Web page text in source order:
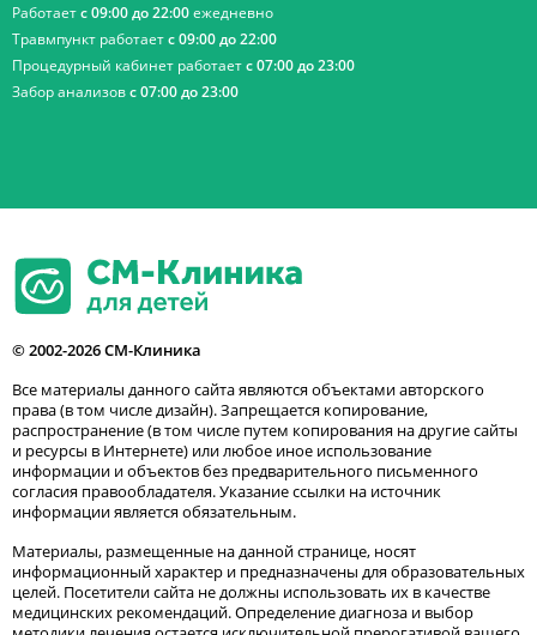
Работаетс 09:00 до 22:00ежедневно
Травмпункт работаетс 09:00 до 22:00
Процедурный кабинет работаетс 07:00 до 23:00
Забор анализовс 07:00 до 23:00
© 2002-2026 СМ-Клиника
Все материалы данного сайта являются объектами авторского
права (в том числе дизайн). Запрещается копирование,
распространение (в том числе путем копирования на другие сайты
и ресурсы в Интернете) или любое иное использование
информации и объектов без предварительного письменного
согласия правообладателя. Указание ссылки на источник
информации является обязательным.
Материалы, размещенные на данной странице, носят
информационный характер и предназначены для образовательных
целей. Посетители сайта не должны использовать их в качестве
медицинских рекомендаций. Определение диагноза и выбор